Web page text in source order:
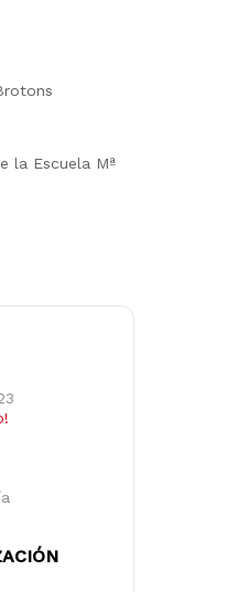
la Escuela Mª